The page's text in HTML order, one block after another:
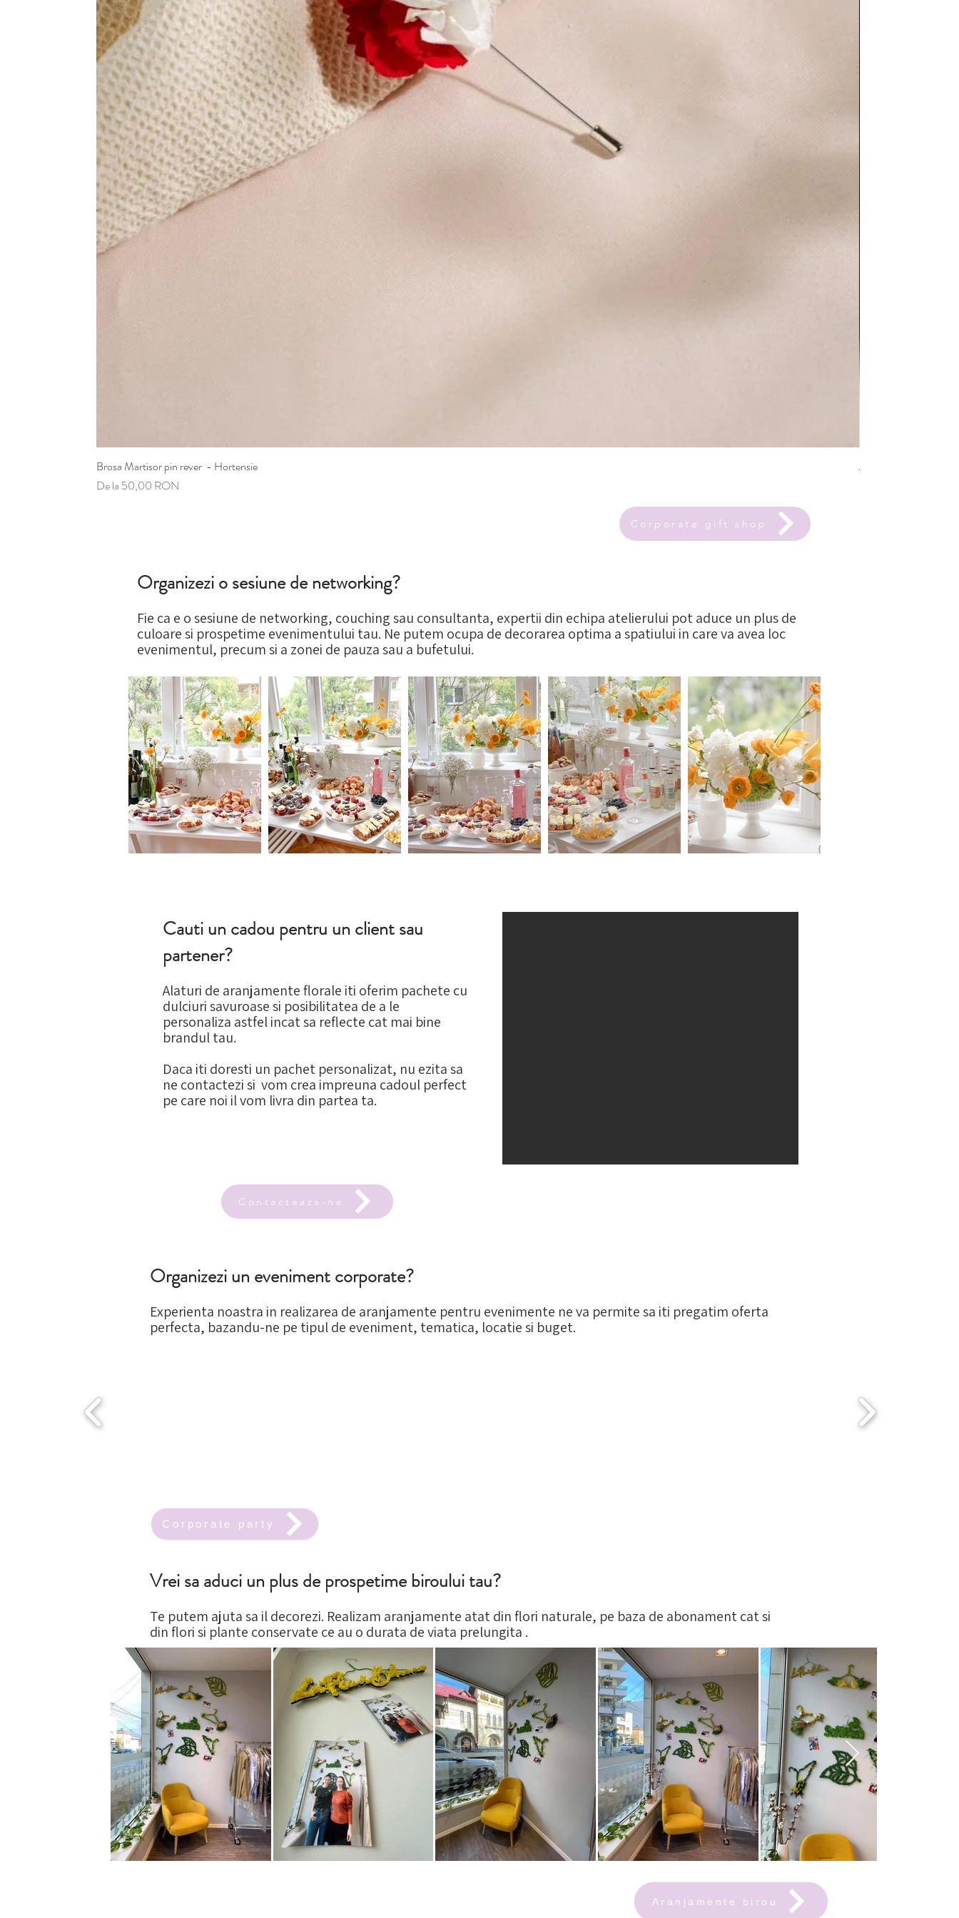
Brosa Martisor pin rever - Hortensie
De la 50,00 RON
Preț redus
Atelier de design floral
Corporate gift shop
Organizezi o sesiune de networking?
Fie ca e o sesiune de networking, couching sau consultanta, expertii din echipa atelierului pot aduce un plus de
culoare si prospetime evenimentului tau. Ne putem ocupa de decorarea optima a spatiului in care va avea loc
evenimentul, precum si a zonei de pauza sau a bufetului.
Cauti un cadou pentru un client sau
partener?
Alaturi de aranjamente florale iti oferim pachete cu
dulciuri savuroase si posibilitatea de a le
personaliza astfel incat sa reflecte cat mai bine
brandul tau.
Daca iti doresti un pachet personalizat, nu ezita sa
ne contactezi si vom crea impreuna cadoul perfect
pe care noi il vom livra din partea ta.
Contacteaza-ne
Organizezi un eveniment corporate?
Experienta noastra in realizarea de aranjamente pentru evenimente ne va permite sa iti pregatim oferta
perfecta, bazandu-ne pe tipul de eveniment, tematica, locatie si buget.
Corporate party
Vrei sa aduci un plus de prospetime biroului tau?
Te putem ajuta sa il decorezi. Realizam aranjamente atat din flori naturale, pe baza de abonament cat si
din flori si plante conservate ce au o durata de viata prelungita .
Aranjamente birou